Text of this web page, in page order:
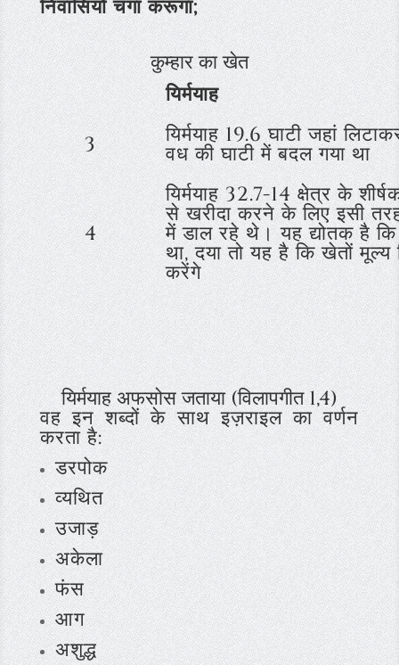
निवासियों चंगा करूंगा;
कुम्हार का खेत
यिर्मयाह
3
यिर्मयाह 19.6 घाटी जहां
वध की घाटी में बदल गया था
4
यिर्मयाह 32.7-14 क्षेत्र के
से खरीदा करने के लिए इसी
में डाल रहे थे। यह द्योतक है
था, दया तो यह है कि खेतों मूल्य
करेंगे
यिर्मयाह अफसोस जताया (विलापगीत 1,4)
वह इन शब्दों के साथ इज़राइल का वर्णन
करता है:
डरपोक
व्यथित
उजाड़
अकेला
फंस
आग
अशुद्ध